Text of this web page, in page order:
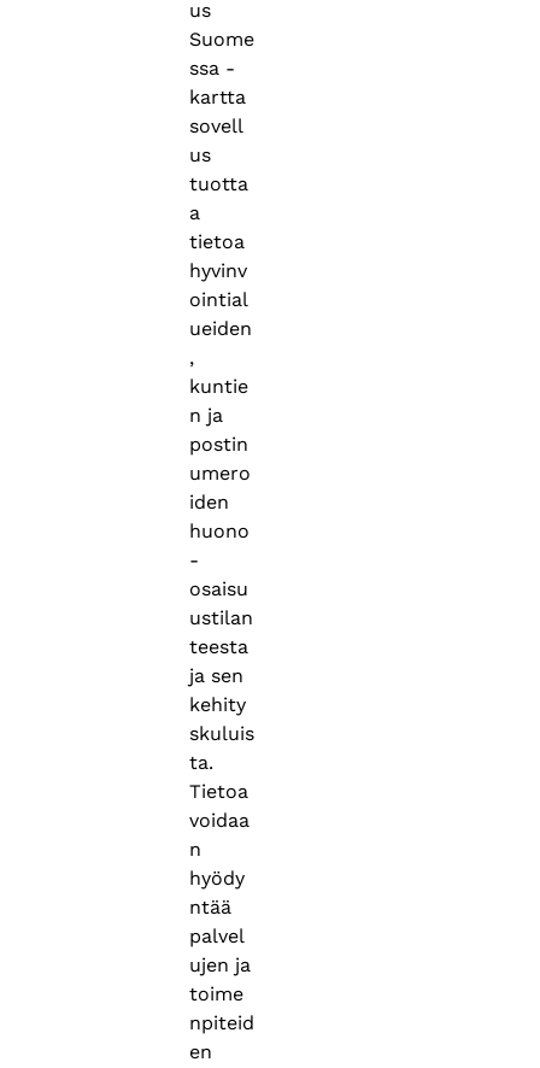
us
Suome
ssa -
kartta
sovell
us
tuotta
a
tietoa
hyvinv
ointial
ueiden
,
kuntie
n ja
postin
umero
iden
huono
-
osaisu
ustilan
teesta
ja sen
kehity
skuluis
ta.
Tietoa
voidaa
n
hyödy
ntää
palvel
ujen ja
toime
npiteid
en